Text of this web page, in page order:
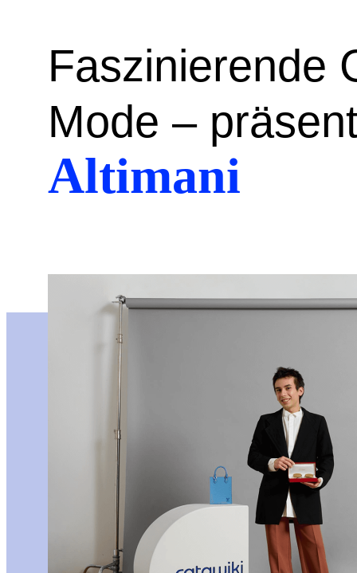
Faszinierende
Mode –
Altimani